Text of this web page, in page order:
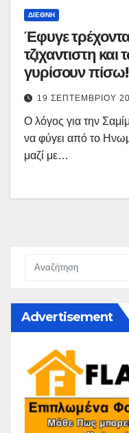
ΔΙΕΘΝΉ
Έφυγε
τζιχαντιστη
γυρίσουν πίσω!
19 ΣΕΠΤΕΜΒΡΊΟΥ
Ο λόγος για την
να φύγει από το
μαζί με…
Advertisement